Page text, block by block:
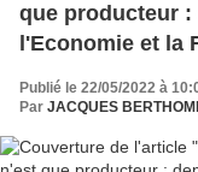
que producteur
l'Economie et la
malentendu.
Publié le 22/05/2022 à
Par JACQUES